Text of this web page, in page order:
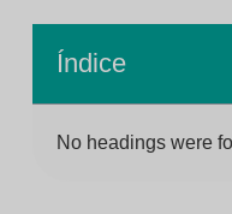
Índice
No headings were